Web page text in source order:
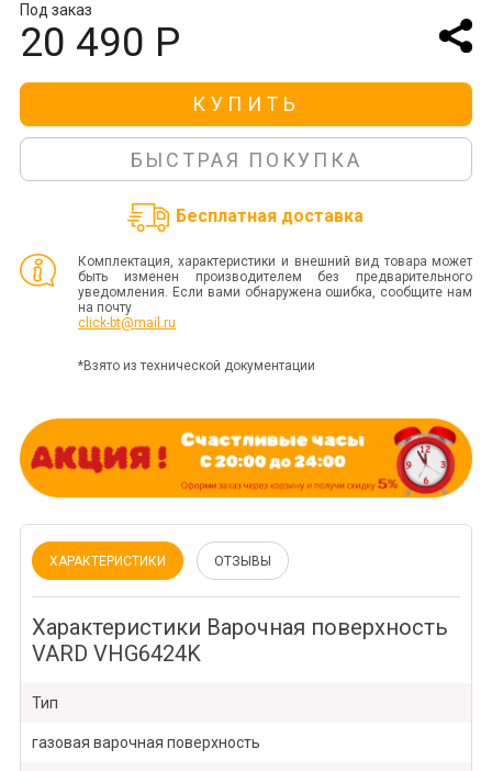
Под заказ
20 490 Р
КУПИТЬ
БЫСТРАЯ ПОКУПКА
Бесплатная доставка
Комплектация, характеристики и внешний вид товара может
быть изменен производителем без предварительного
уведомления. Если вами обнаружена ошибка, сообщите нам
на почту
click-bt@mail.ru
*Взято из технической документации
ХАРАКТЕРИСТИКИ ОТЗЫВЫ
Характеристики Варочная поверхность
VARD VHG6424K
Тип
газовая варочная поверхность